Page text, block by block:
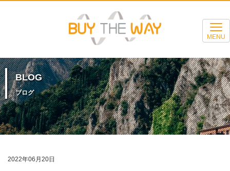
MENU
BLOG
ブログ
2022年06月20日